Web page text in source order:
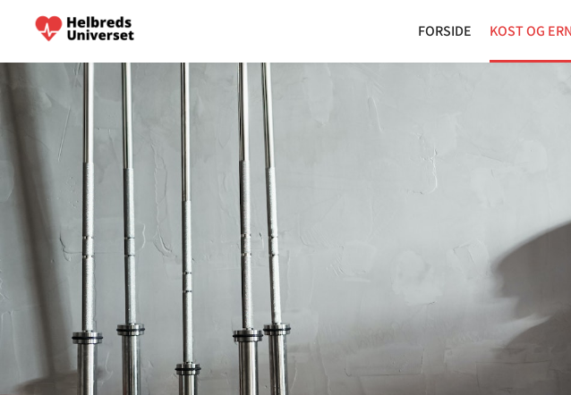
FORSIDE KOST OG